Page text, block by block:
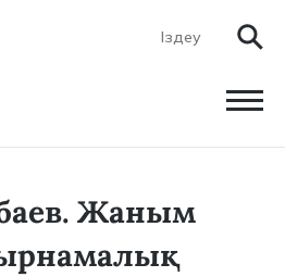
Жаным